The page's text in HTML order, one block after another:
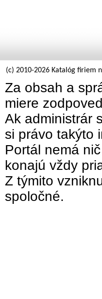
(c) 2010-2026 Katalóg firiem
Za obsah a
miere
Ak administrár
si právo takýto
Portál nemá
konajú vždy
Z týmito
spoločné.